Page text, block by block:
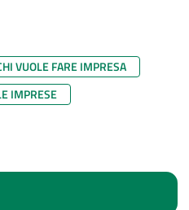
VUOLE FARE IMPRESA
IMPRESE